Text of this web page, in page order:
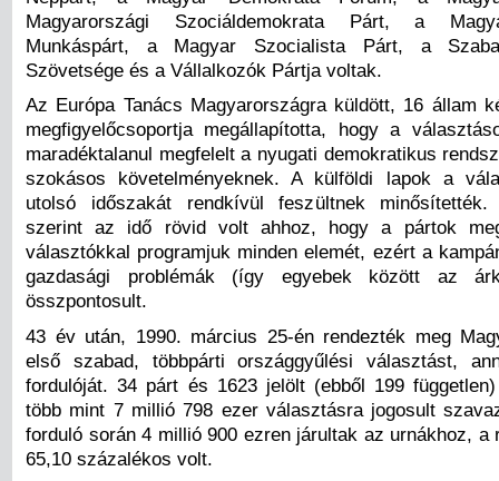
Magyarországi Szociáldemokrata Párt, a
Munkáspárt, a Magyar Szocialista Párt, a
Szövetsége és a Vállalkozók Pártja voltak.
Az Európa Tanács Magyarországra küldött, 16 állam
megfigyelőcsoportja megállapította, hogy a
maradéktalanul megfelelt a nyugati demokratikus
szokásos követelményeknek. A külföldi lapok a
utolsó időszakát rendkívül feszültnek minősítették.
szerint az idő rövid volt ahhoz, hogy a pártok
választókkal programjuk minden elemét, ezért a
gazdasági problémák (így egyebek között az
összpontosult.
43 év után, 1990. március 25-én rendezték meg
első szabad, többpárti országgyűlési választást,
fordulóját. 34 párt és 1623 jelölt (ebből 199
több mint 7 millió 798 ezer választásra jogosult
forduló során 4 millió 900 ezren járultak az urnákhoz, a
65,10 százalékos volt.